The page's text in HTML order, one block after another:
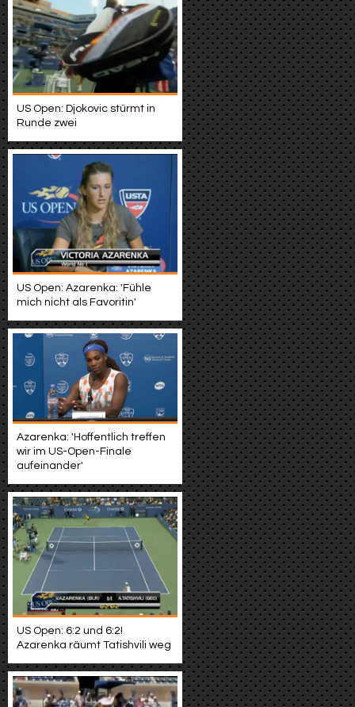
US Open: Djokovic stürmt in
Runde zwei
US Open: Azarenka: 'Fühle
mich nicht als Favoritin'
Azarenka: 'Hoffentlich treffen
wir im US-Open-Finale
aufeinander'
US Open: 6:2 und 6:2!
Azarenka räumt Tatishvili weg